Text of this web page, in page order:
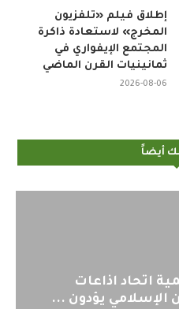
إطلاق فيلم «تلفزيون
المخرج» لاستعادة ذاكرة
المجتمع الإيفواري في
ثمانينيات القرن الماضي
2026-08-06
أيضاً
اليوم : المشاركة
لمنظمي قمة